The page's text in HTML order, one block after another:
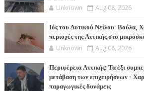
Unknown Aug 08, 2026
Ιός του Δυτικού Νείλου: Βούλα,
περιοχές της Αττικής στο
Unknown Aug 08, 2026
Περιφέρεια Αττικής: Τα έξι
μετάβαση των επιχειρήσεων -
παραγωγικές δυνάμεις